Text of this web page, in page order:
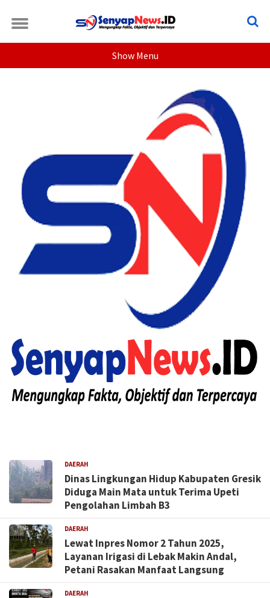
Show Menu
DAERAH
Dinas Lingkungan Hidup Kabupaten Gresik
Diduga Main Mata untuk Terima Upeti
Pengolahan Limbah B3
DAERAH
Lewat Inpres Nomor 2 Tahun 2025,
Layanan Irigasi di Lebak Makin Andal,
Petani Rasakan Manfaat Langsung
DAERAH